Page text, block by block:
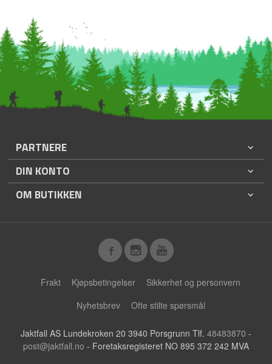
PARTNERE
DIN KONTO
OM BUTIKKEN
Frakt Kjøpsbetingelser
Sikkerhet og personvern
Nyhetsbrev
Ofte stilte spørsmål
Jaktfall AS Lundekroken 20 3940 Porsgrunn Tlf. 48483870 -
post@jaktfall.no - Foretaksregisteret NO 895 372 242 MVA